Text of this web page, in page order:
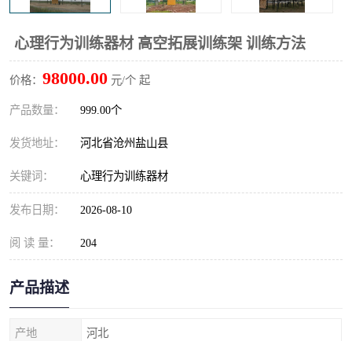
心理行为训练器材 高空拓展训练架 训练方法
价格： 98000.00 元/个 起
产品数量： 999.00个
发货地址： 河北省沧州盐山县
关键词： 心理行为训练器材
发布日期： 2026-08-10
阅 读 量： 204
产品描述
产地 河北